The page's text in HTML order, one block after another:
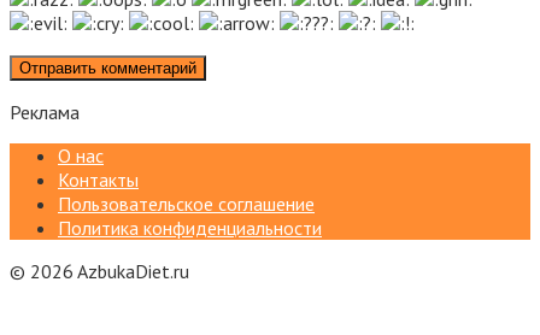
Реклама
О нас
Контакты
Пользовательское соглашение
Политика конфиденциальности
© 2026 AzbukaDiet.ru